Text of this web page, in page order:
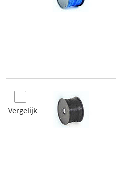
Vergelijk